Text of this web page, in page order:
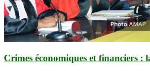
Crimes économiques et financiers :